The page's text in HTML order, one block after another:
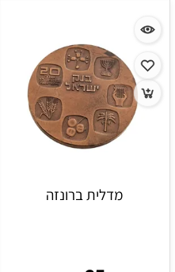
מדלית ברונזה